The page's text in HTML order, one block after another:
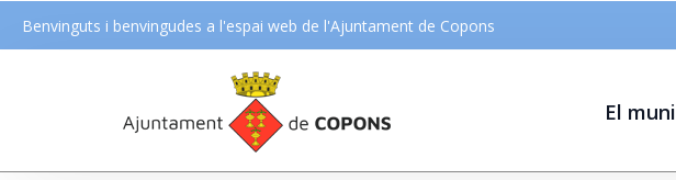
Benvinguts i benvingudes a l'espai web de l'Ajuntament de Copons
El